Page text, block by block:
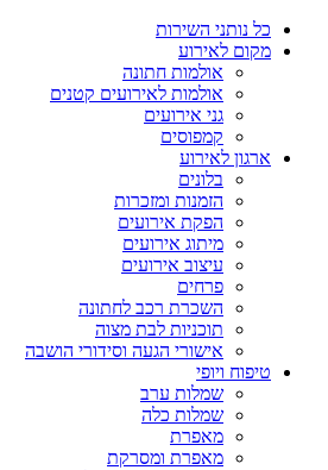
כל נותני השירות
מקום לאירוע
אולמות חתונה
אולמות לאירועים קטנים
גני אירועים
קמפוסים
ארגון לאירוע
בלונים
הזמנות ומזכרות
הפקת אירועים
מיתוג אירועים
עיצוב אירועים
פרחים
השכרת רכב לחתונה
תוכניות לבת מצוה
אישורי הגעה וסידורי הושבה
טיפוח ויופי
שמלות ערב
שמלות כלה
מאפרת
מאפרת ומסרקת